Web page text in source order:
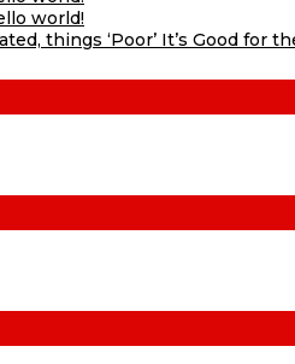
world!
things ‘Poor’ It’s Good for